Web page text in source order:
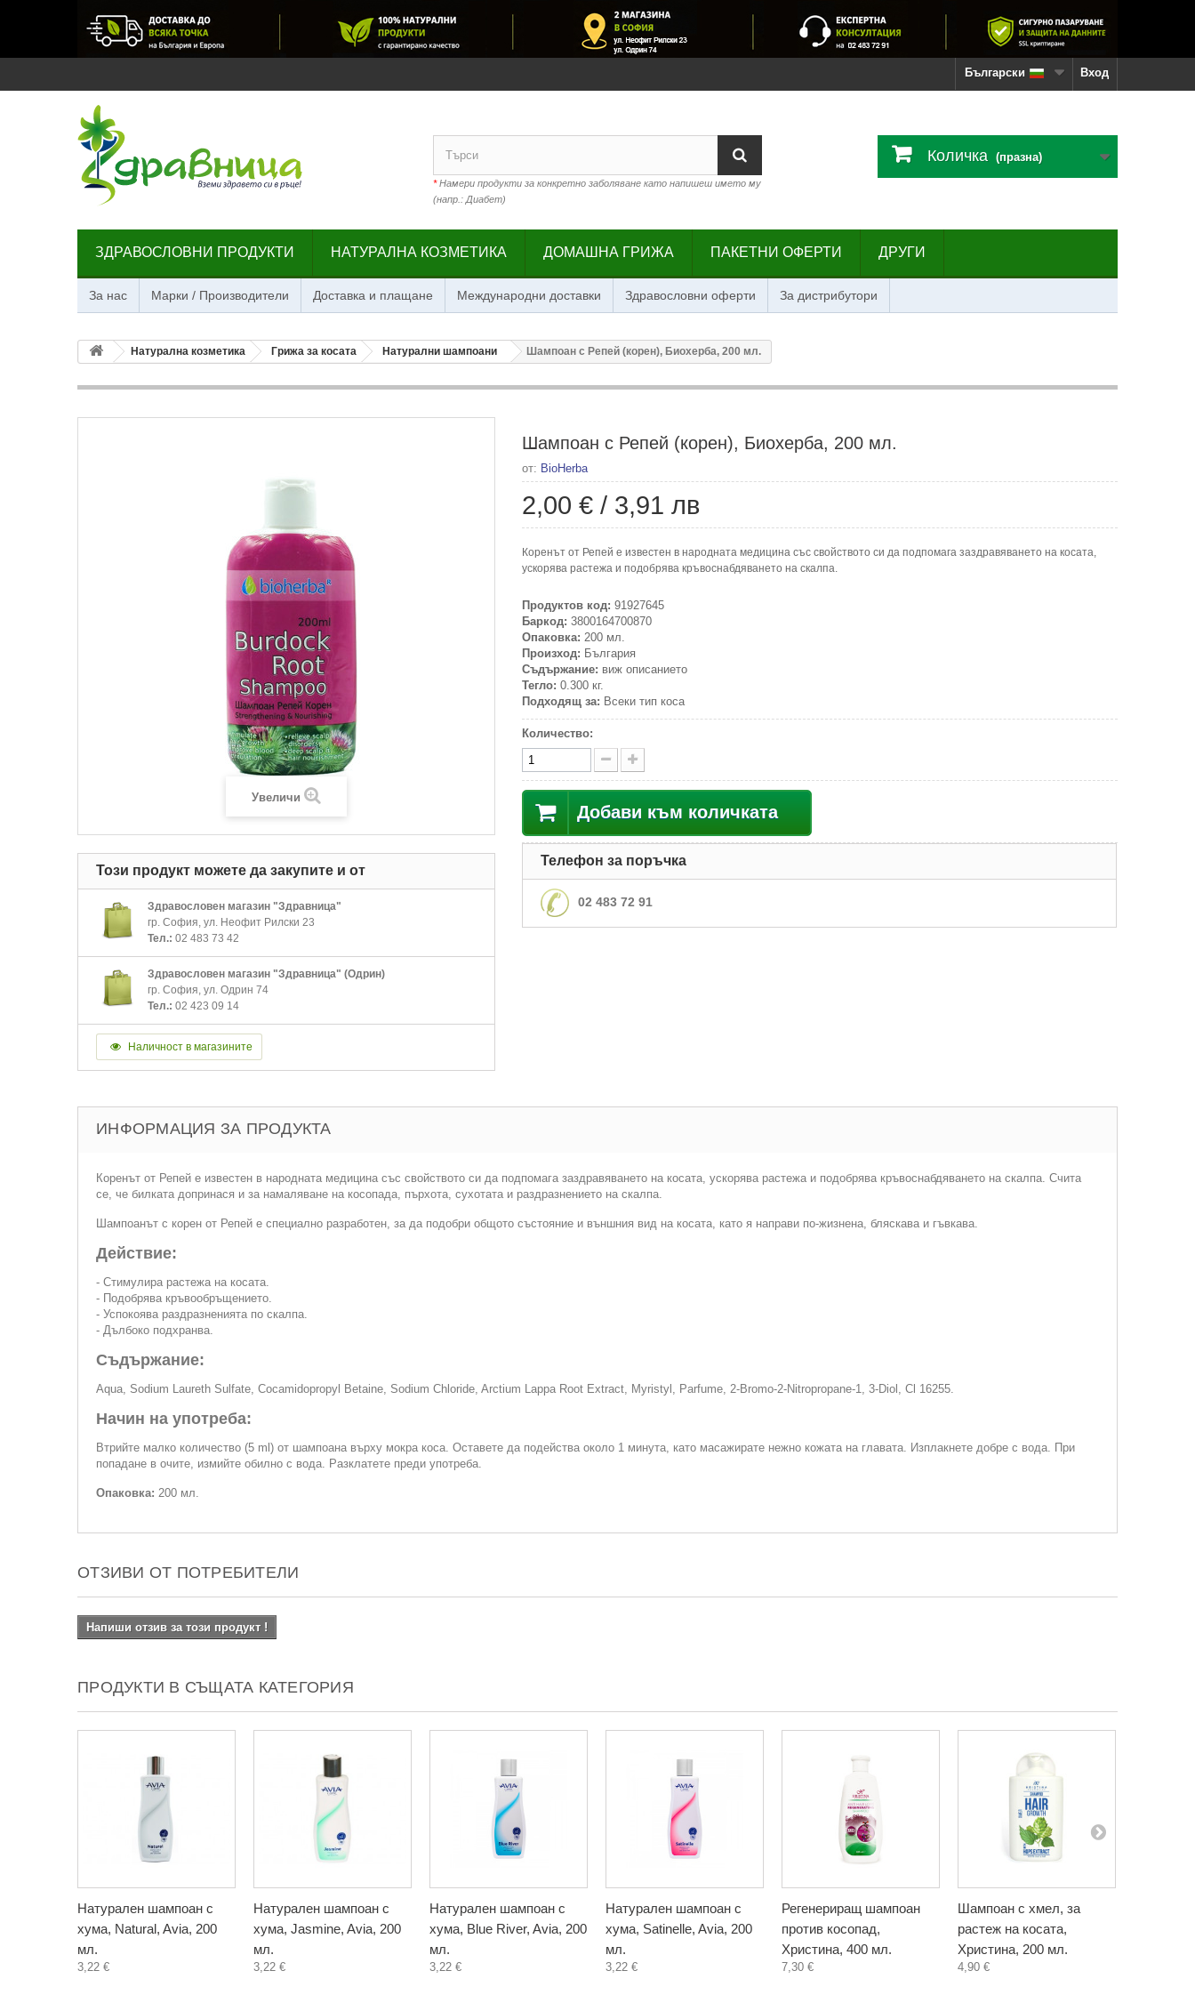
Вход
Български
*Намери продукти за конкретно заболяване като напишеш името му
(напр.: Диабет)
Количка (празна)
ЗДРАВОСЛОВНИ ПРОДУКТИ НАТУРАЛНА КОЗМЕТИКА ДОМАШНА ГРИЖА ПАКЕТНИ ОФЕРТИ ДРУГИ
За нас Марки / Производители Доставка и плащане Международни доставки Здравословни оферти За дистрибутори
Натурална козметика Грижа за косата Натурални шампоани Шампоан с Репей (корен), Биохерба, 200 мл.
Увеличи
Този продукт можете да закупите и от
Здравословен магазин "Здравница"
гр. София, ул. Неофит Рилски 23
Тел.: 02 483 73 42
Здравословен магазин "Здравница" (Одрин)
гр. София, ул. Одрин 74
Тел.: 02 423 09 14
Наличност в магазините
Шампоан с Репей (корен), Биохерба, 200 мл.
от: BioHerba
2,00 € / 3,91 лв
Коренът от Репей е известен в народната медицина със свойството си да подпомага заздравяването на косата,
ускорява растежа и подобрява кръвоснабдяването на скалпа.
Продуктов код: 91927645
Баркод: 3800164700870
Опаковка: 200 мл.
Произход: България
Съдържание: виж описанието
Тегло: 0.300 кг.
Подходящ за: Всеки тип коса
Количество:
Добави към количката
Телефон за поръчка
02 483 72 91
ИНФОРМАЦИЯ ЗА ПРОДУКТА
Коренът от Репей е известен в народната медицина със свойството си да подпомага заздравяването на косата, ускорява растежа и подобрява кръвоснабдяването на скалпа. Счита
се, че билката допринася и за намаляване на косопада, пърхота, сухотата и раздразнението на скалпа.
Шампоанът с корен от Репей е специално разработен, за да подобри общото състояние и външния вид на косата, като я направи по-жизнена, бляскава и гъвкава.
Действие:
- Стимулира растежа на косата.
- Подобрява кръвообръщението.
- Успокоява раздразненията по скалпа.
- Дълбоко подхранва.
Съдържание:
Aqua, Sodium Laureth Sulfate, Cocamidopropyl Betaine, Sodium Chloride, Arctium Lappa Root Extract, Myristyl, Parfume, 2-Bromo-2-Nitropropane-1, 3-Diol, Cl 16255.
Начин на употреба:
Втрийте малко количество (5 ml) от шампоана върху мокра коса. Оставете да подейства около 1 минута, като масажирате нежно кожата на главата. Изплакнете добре с вода. При
попадане в очите, измийте обилно с вода. Разклатете преди употреба.
Опаковка: 200 мл.
ОТЗИВИ ОТ ПОТРЕБИТЕЛИ
Напиши отзив за този продукт !
ПРОДУКТИ В СЪЩАТА КАТЕГОРИЯ
Натурален шампоан с
хума, Natural, Avia, 200
мл.
3,22 €
Натурален шампоан с
хума, Jasmine, Avia, 200
мл.
3,22 €
Натурален шампоан с
хума, Blue River, Avia, 200
мл.
3,22 €
Натурален шампоан с
хума, Satinelle, Avia, 200
мл.
3,22 €
Регенериращ шампоан
против косопад,
Христина, 400 мл.
7,30 €
Шампоан с хмел, за
растеж на косата,
Христина, 200 мл.
4,90 €